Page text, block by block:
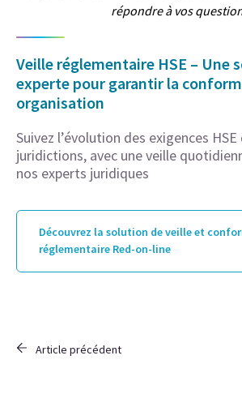
répondre à vos
Veille réglementaire HSE – Une
experte pour garantir la
organisation
Suivez l’évolution des exigences
juridictions, avec une veille
nos experts juridiques
Découvrez la solution de veille et
réglementaire Red-on-line
Article précédent